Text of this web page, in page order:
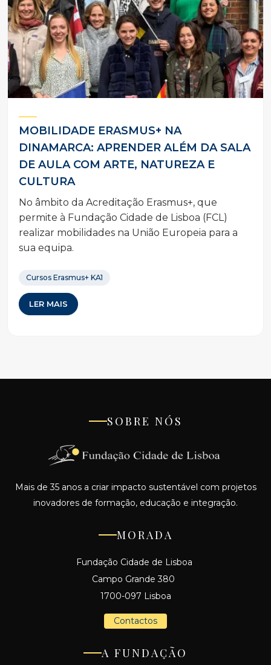
MOBILIDADE ERASMUS+ NA
DINAMARCA: APRENDER ALÉM DA SALA
DE AULA COM ARTE, NATUREZA E
CULTURA
No âmbito da Acreditação Erasmus+, que
permite à Fundação Cidade de Lisboa (FCL)
realizar mobilidades na União Europeia para a
sua equipa.
Cursos Erasmus+ KA1
LER MAIS
SOBRE NÓS
Mais de 35 anos a criar impacto sustentável com projetos
inovadores de formação, educação e integração.
MORADA
Fundação Cidade de Lisboa
Campo Grande 380
1700-097 Lisboa
Contactos
A FUNDAÇÃO